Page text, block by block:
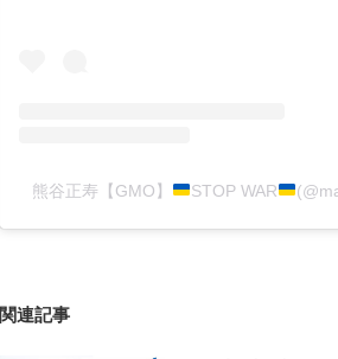
熊谷正寿【GMO】 STOP WAR
関連記事